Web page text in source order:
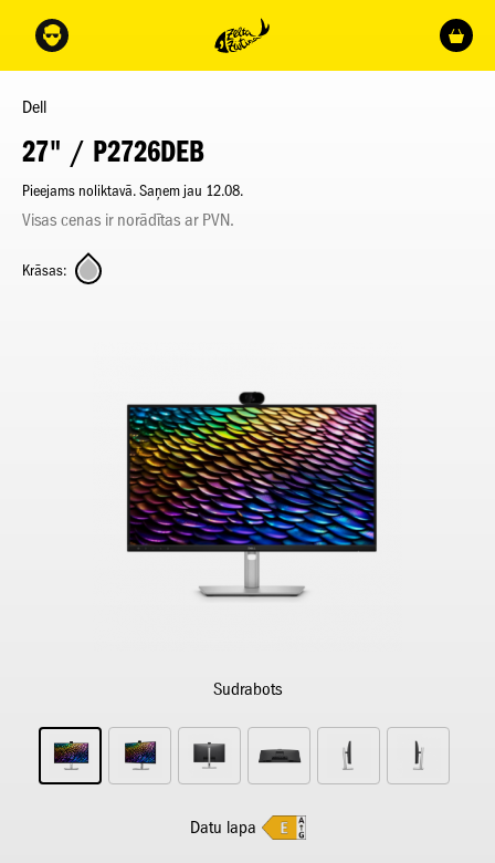
Dell
27" / P2726DEB
Pieejams noliktavā. Saņem jau 12.08.
Visas cenas ir norādītas ar PVN.
Krāsas:
Sudrabots
Datu lapa